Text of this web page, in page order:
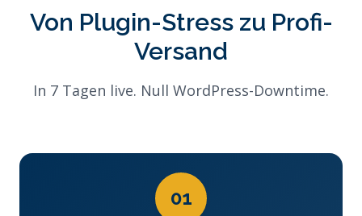
Von Plugin-Stress zu Profi-
Versand
In 7 Tagen live. Null WordPress-Downtime.
01